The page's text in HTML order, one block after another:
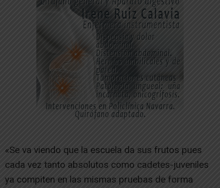
«Se va viendo que la escuela da sus frutos pues
cada vez tanto absolutos como cadetes-juveniles
ya compiten en las mismas pruebas de forma